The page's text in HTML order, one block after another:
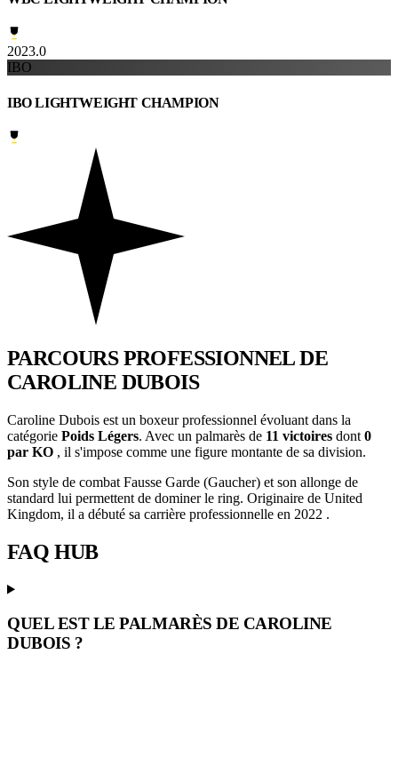
2023.0
IBO
IBO LIGHTWEIGHT CHAMPION
PARCOURS PROFESSIONNELDE
CAROLINE DUBOIS
Caroline Dubois est un boxeur professionnel évoluant dans la
catégorie Poids Légers. Avec un palmarès de 11 victoires dont 0
par KO , il s'impose comme une figure montante de sa division.
Son style de combat Fausse Garde (Gaucher) et son allonge de
standard lui permettent de dominer le ring. Originaire de United
Kingdom, il a débuté sa carrière professionnelle en 2022 .
FAQ HUB
QUEL EST LE PALMARÈS DE CAROLINE
DUBOIS ?